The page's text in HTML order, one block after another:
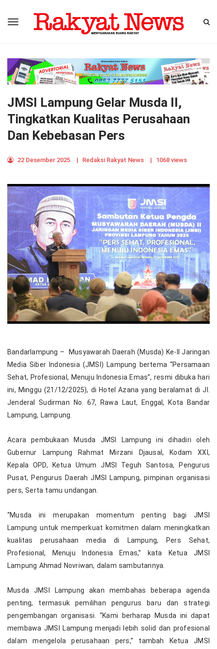
JMSI Lampung Gelar Musda II,
Tingkatkan Kualitas Perusahaan
Dan Kebebasan Pers
22 Desember 2025 | Redaksi Rakyat News | 1068 views
Bandarlampung – Musyawarah Daerah (Musda) Ke-II Jaringan
Media Siber Indonesia (JMSI) Lampung bertema “Persamaan
Sehat, Profesional, Menuju Indonesia Emas”, resmi dibuka hari
ini, Minggu (21/12/2025), di Hotel Azana yang beralamat di Jl.
Jenderal Sudirman No. 67, Rawa Laut, Enggal, Kota Bandar
Lampung, Lampung.
Acara pembukaan Musda JMSI Lampung ini dihadiri oleh
Gubernur Lampung Rahmat Mirzani Djausal, Kodam XXI,
Kepala OPD, Ketua Umum JMSI Teguh Santosa, Pengurus
Pusat, Pengurus Daerah JMSI Lampung, pimpinan organisasi
pers, Serta tamu undangan.
“Musda ini merupakan momentum penting bagi JMSI
Lampung untuk memperkuat komitmen dalam meningkatkan
kualitas perusahaan media di Lampung, Pers Sehat,
Profesional, Menuju Indonesia Emas,” kata Ketua JMSI
Lampung Ahmad Novriwan, dalam sambutannya.
Musda JMSI Lampung akan membahas beberapa agenda
penting, termasuk pemilihan pengurus baru dan strategi
pengembangan organisasi. “Kami berharap Musda ini dapat
membawa JMSI Lampung menjadi lebih solid dan profesional
dalam mengelola perusahaan pers,” tambah Ketua JMSI